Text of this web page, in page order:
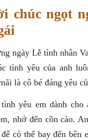
chúc ngọt
ngày Lễ tình nhân
tình yêu của anh
là cô bé đáng yêu
yêu em dành cho
nhớ đến cồn cào.
có thể bay đến bên